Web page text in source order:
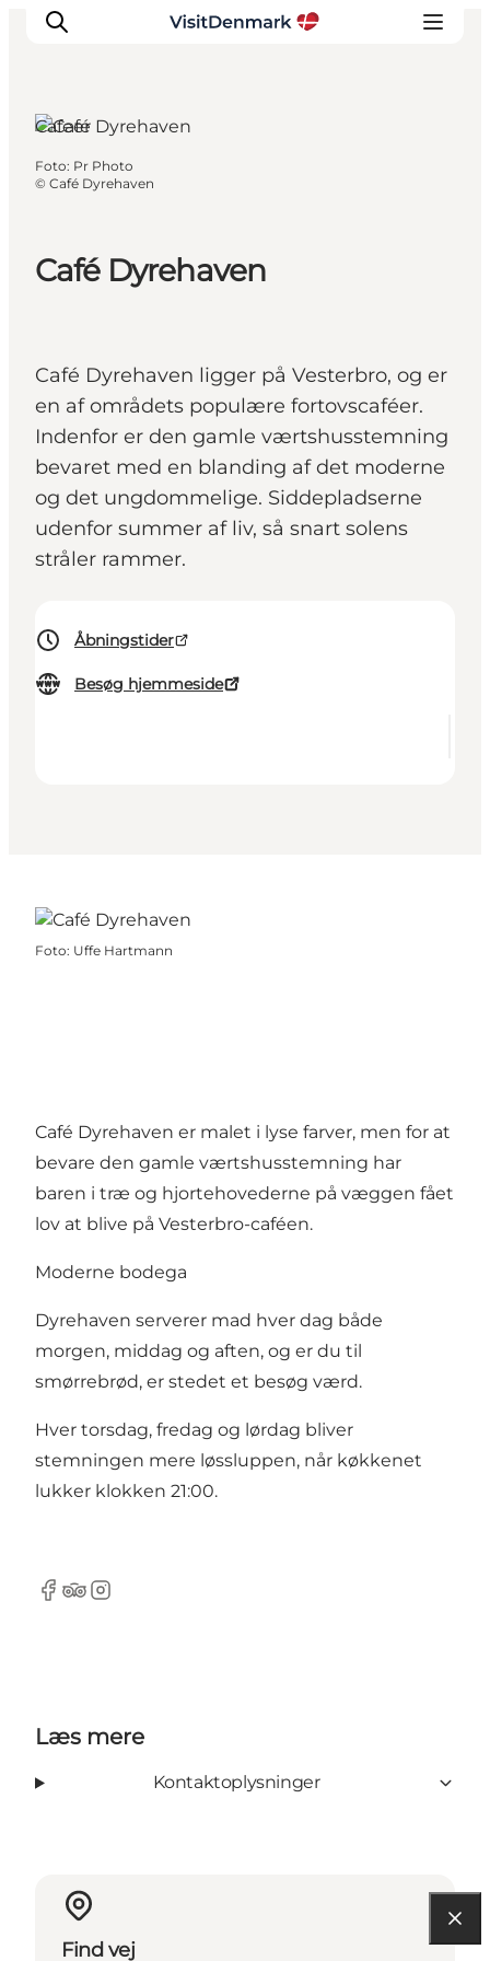
Inspiration
Overnatning
Café Dyrehaven
Café Dyrehaven ligger på Vesterbro, og er
en af områdets populære fortovscaféer.
Indenfor er den gamle værtshusstemning
bevaret med en blanding af det moderne
og det ungdommelige. Siddepladserne
udenfor summer af liv, så snart solens
stråler rammer.
Åbningstider
Besøg hjemmeside
Cafeer
Foto: Pr Photo
© Café Dyrehaven
Foto: Uffe Hartmann
Café Dyrehaven er malet i lyse farver, men for at
bevare den gamle værtshusstemning har
baren i træ og hjortehovederne på væggen fået
lov at blive på Vesterbro-caféen.
Moderne bodega
Dyrehaven serverer mad hver dag både
morgen, middag og aften, og er du til
smørrebrød, er stedet et besøg værd.
Hver torsdag, fredag og lørdag bliver
stemningen mere løssluppen, når køkkenet
lukker klokken 21:00.
Facebook
Tripadvisor
Instagram
Læs mere
Kontaktoplysninger
Find vej